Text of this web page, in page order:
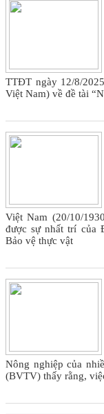
TTĐT ngày 12/8/
Việt Nam) về đề tài
Việt Nam (20/10/
được sự nhất trí của
Bảo vệ thực vật
Nông nghiệp của
(BVTV) thấy rằng,